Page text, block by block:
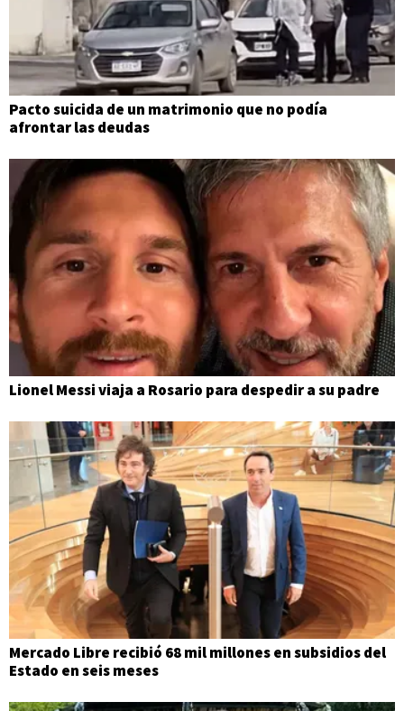
Pacto suicida de un matrimonio que no podía
afrontar las deudas
Lionel Messi viaja a Rosario para despedir a su padre
Mercado Libre recibió 68 mil millones en subsidios del
Estado en seis meses